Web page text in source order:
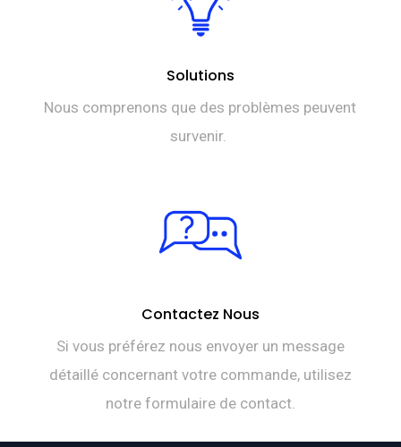
Solutions
Nous comprenons que des problèmes peuvent
survenir.
Contactez Nous
Si vous préférez nous envoyer un message
détaillé concernant votre commande, utilisez
notre formulaire de contact.